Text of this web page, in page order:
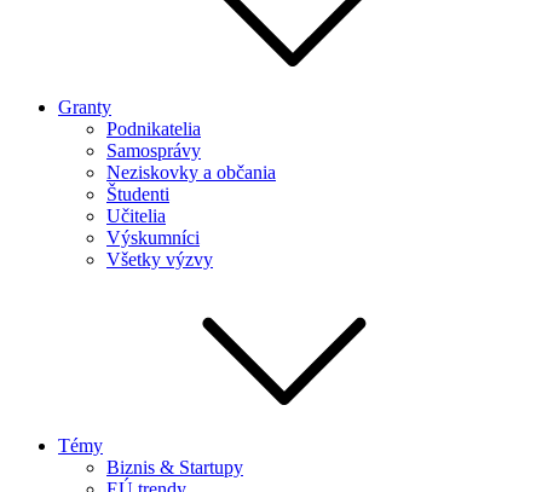
Granty
Podnikatelia
Samosprávy
Neziskovky a občania
Študenti
Učitelia
Výskumníci
Všetky výzvy
Témy
Biznis & Startupy